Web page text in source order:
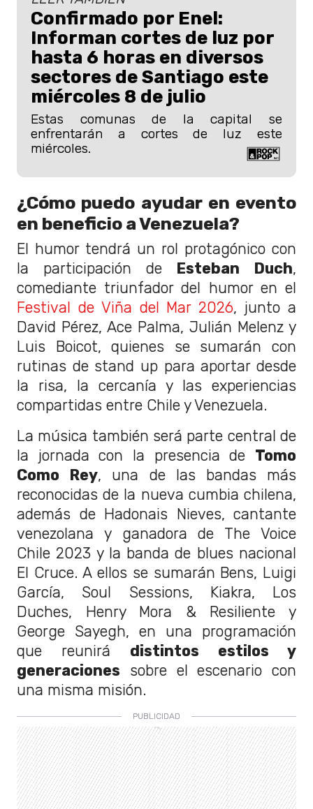
Confirmado por Enel:
Informan cortes de luz por
hasta 6 horas en diversos
sectores de Santiago este
miércoles 8 de julio
Estas comunas de la capital se
enfrentarán a cortes de luz este
miércoles.
¿Cómo puedo ayudar en evento
en beneficio a Venezuela?
El humor tendrá un rol protagónico con
la participación de Esteban Duch,
comediante triunfador del humor en el
Festival de Viña del Mar 2026, junto a
David Pérez, Ace Palma, Julián Melenz y
Luis Boicot, quienes se sumarán con
rutinas de stand up para aportar desde
la risa, la cercanía y las experiencias
compartidas entre Chile y Venezuela.
La música también será parte central de
la jornada con la presencia de Tomo
Como Rey, una de las bandas más
reconocidas de la nueva cumbia chilena,
además de Hadonais Nieves, cantante
venezolana y ganadora de The Voice
Chile 2023 y la banda de blues nacional
El Cruce. A ellos se sumarán Bens, Luigi
García, Soul Sessions, Kiakra, Los
Duches, Henry Mora & Resiliente y
George Sayegh, en una programación
que reunirá distintos estilos y
generaciones sobre el escenario con
una misma misión.